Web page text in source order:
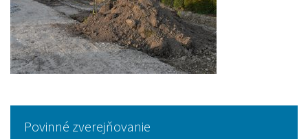
Povinné zverejňovanie